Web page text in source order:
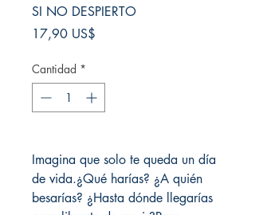
SI NO DESPIERTO
17,90 US$
Cantidad *
Imagina que solo te queda un día
de vida.¿Qué harías? ¿A quién
besarías? ¿Hasta dónde llegarías